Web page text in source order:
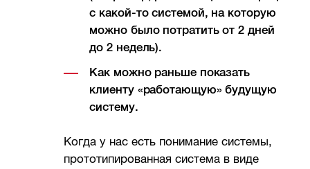
с какой-то системой, на которую
можно было потратить от 2 дней
до 2 недель).
Как можно раньше показать
клиенту «работающую» будущую
систему.
Когда у нас есть понимание системы,
прототипированная система в виде